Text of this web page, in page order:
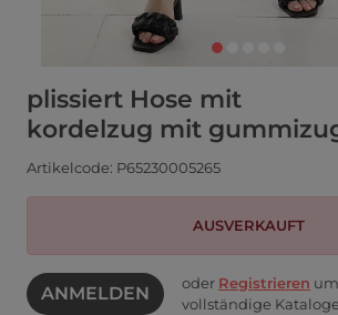
plissiert Hose mit
kordelzug mit
Artikelcode: P65230005265
AUSVERKAUFT
ANMELDEN oder Registrieren
vollständige